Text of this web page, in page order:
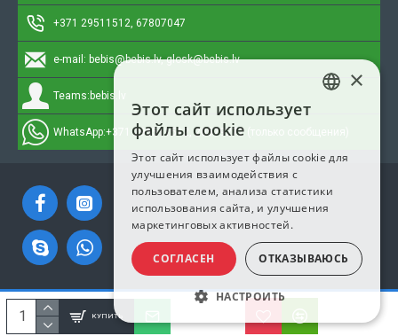
КУПИТЬ
+371 29511512, 67807047
e-mail: bebis@bebis.lv, glosk@bebis.lv
Teams: bebis.lv
WhatsApp:+371 295511512, 20579272 (только сообщения)
Copyright © 2023, Bebis.lv, Все права защищены
×
Этот сайт использует
файлы cookie
Этот сайт использует файлы cookie для
улучшения взаимодействия с
пользователем, анализа статистики
использования сайта, и улучшения
маркетинговых активностей.
СОГЛАСЕН ОТКАЗЫВАЮСЬ
НАСТРОИТЬ